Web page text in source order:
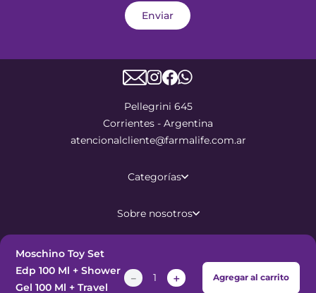
Moschino Toy Set
Edp 100 Ml + Shower
Gel 100 Ml + Travel
＋
－ Agregar al carrito
Enviar
Pellegrini 645
Corrientes - Argentina
atencionalcliente@farmalife.com.ar
Categorías
Sobre nosotros